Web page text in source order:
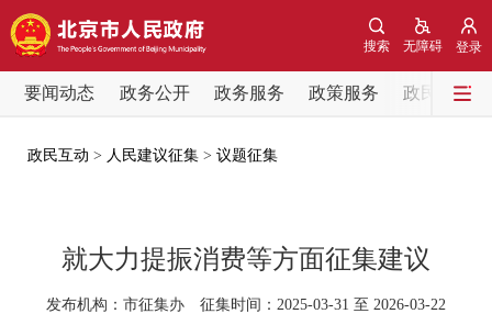
登录
无障碍
搜索
要闻动态 政务公开 政务服务 政策服务 政民互动
要闻动态
各区热点
政民互动 > 人民建议征集 > 议题征集
就大力提振消费等方面征集建议
发布机构：市征集办 征集时间：2025-03-31 至 2026-03-22